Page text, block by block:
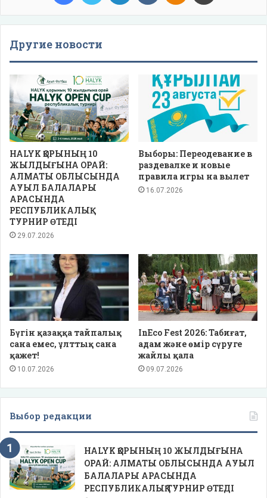
Другие новости
HALYK ҚОРЫНЫҢ 10
ЖЫЛДЫҒЫНА ОРАЙ:
АЛМАТЫ ОБЛЫСЫНДА
АУЫЛ БАЛАЛАРЫ
АРАСЫНДА
РЕСПУБЛИКАЛЫҚ
ТУРНИР ӨТЕДІ
29.07.2026
Выборы: Переодевание в
раздевалке и новые
правила игры на вылет
16.07.2026
Бүгін қазаққа тайпалық
сана емес, ұлттық сана
қажет!
10.07.2026
InEco Fest 2026: Табиғат,
адам және өмір сүруге
жайлы қала
09.07.2026
Выбор редакции
HALYK ҚОРЫНЫҢ 10 ЖЫЛДЫҒЫНА
ОРАЙ: АЛМАТЫ ОБЛЫСЫНДА АУЫЛ
БАЛАЛАРЫ АРАСЫНДА
РЕСПУБЛИКАЛЫҚ ТУРНИР ӨТЕДІ